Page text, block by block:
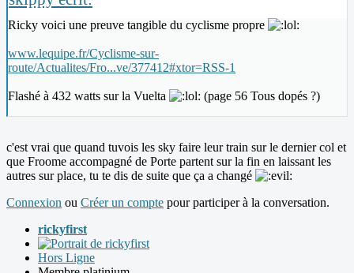
Ricky voici une preuve tangible du cyclisme propre
www.lequipe.fr/Cyclisme-sur-
route/Actualites/Fro...ve/377412#xtor=RSS-1
Flashé à 432 watts sur la Vuelta (page 56 Tous dopés ?)
c'est vrai que quand tuvois les sky faire leur train sur le dernier col et
que Froome accompagné de Porte partent sur la fin en laissant les
autres sur place, tu te dis de suite que ça a changé
Connexion ou Créer un compte pour participer à la conversation.
rickyfirst
Hors Ligne